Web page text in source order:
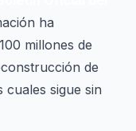
ha
millones de
de
sigue sin